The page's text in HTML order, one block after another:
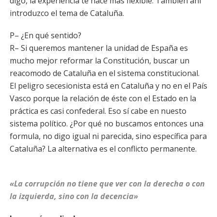
introduzco el tema de Cataluña.
P– ¿En qué sentido?
R– Si queremos mantener la unidad de España es
mucho mejor reformar la Constitución, buscar un
reacomodo de Cataluña en el sistema constitucional.
El peligro secesionista está en Cataluña y no en el País
Vasco porque la relación de éste con el Estado en la
práctica es casi confederal. Eso sí cabe en nuesto
sistema político. ¿Por qué no buscamos entonces una
formula, no digo igual ni parecida, sino específica para
Cataluña? La alternativa es el conflicto permanente.
«La corrupción no tiene que ver con la derecha o con
la izquierda, sino con la decencia»